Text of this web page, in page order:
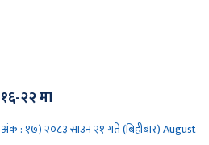
२२ मा